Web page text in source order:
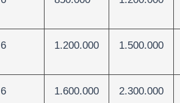
6 1.200.000 1.500.000
6 1.600.000 2.300.000